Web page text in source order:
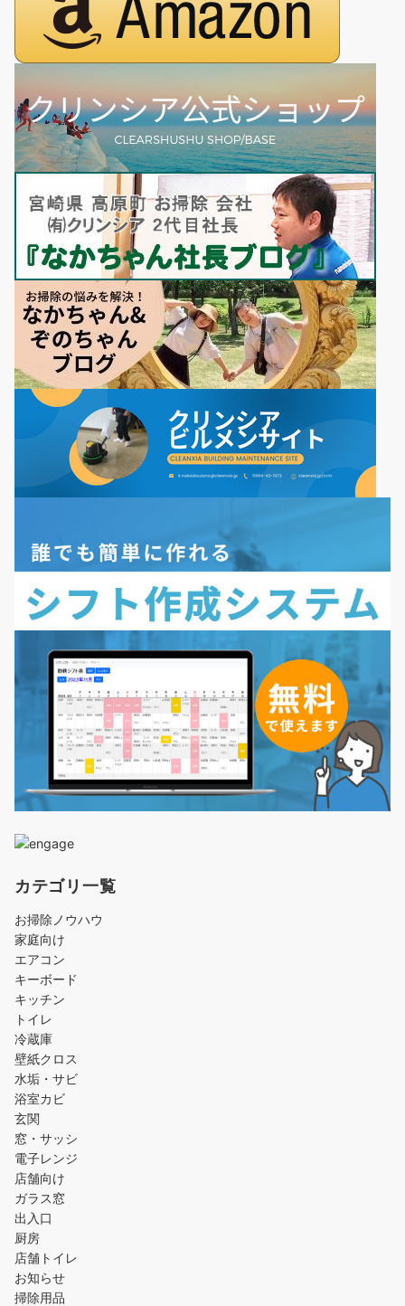
カテゴリ一覧
お掃除ノウハウ
家庭向け
エアコン
キーボード
キッチン
トイレ
冷蔵庫
壁紙クロス
水垢・サビ
浴室カビ
玄関
窓・サッシ
電子レンジ
店舗向け
ガラス窓
出入口
厨房
店舗トイレ
お知らせ
掃除用品